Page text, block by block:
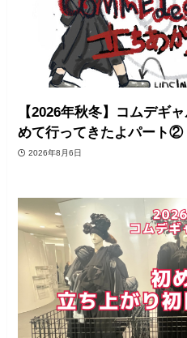
【2026年秋冬】コムデギ
めて行ってきたよパート②
2026年8月6日